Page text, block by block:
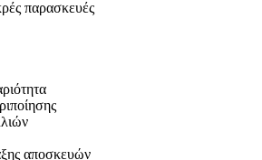
παρασκευές
αποσκευών